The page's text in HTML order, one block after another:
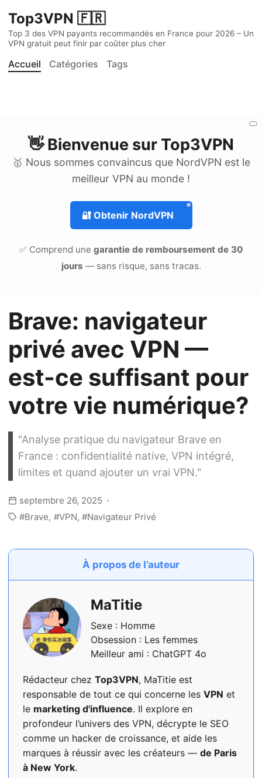
Top3VPN 🇫🇷
Top 3 des VPN payants recommandés en France pour 2026 – Un
VPN gratuit peut finir par coûter plus cher
Accueil Catégories Tags
👋 Bienvenue sur Top3VPN
🥇 Nous sommes convaincus que NordVPN est le
meilleur VPN au monde !
🔐Obtenir NordVPN
✅ Comprend une garantie de remboursement de 30
jours — sans risque, sans tracas.
Brave: navigateur
privé avec VPN —
est-ce suffisant pour
votre vie numérique?
"Analyse pratique du navigateur Brave en
France : confidentialité native, VPN intégré,
limites et quand ajouter un vrai VPN."
septembre 26, 2025
Brave
VPN Navigateur Privé
À propos de l’auteur
MaTitie
Sexe : Homme
Obsession : Les femmes
Meilleur ami : ChatGPT 4o
Rédacteur chez Top3VPN, MaTitie est
responsable de tout ce qui concerne les VPN et
le marketing d'influence. Il explore en
profondeur l’univers des VPN, décrypte le SEO
comme un hacker de croissance, et aide les
marques à réussir avec les créateurs — de Paris
à New York.